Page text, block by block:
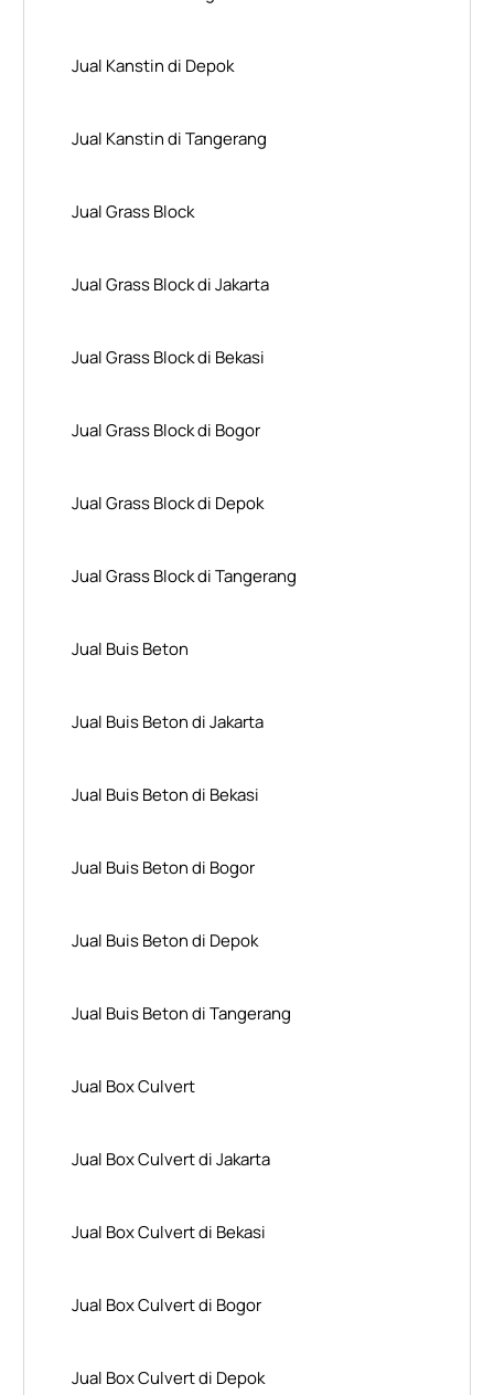
Jual Kanstin di Depok
Jual Kanstin di Tangerang
Jual Grass Block
Jual Grass Block di Jakarta
Jual Grass Block di Bekasi
Jual Grass Block di Bogor
Jual Grass Block di Depok
Jual Grass Block di Tangerang
Jual Buis Beton
Jual Buis Beton di Jakarta
Jual Buis Beton di Bekasi
Jual Buis Beton di Bogor
Jual Buis Beton di Depok
Jual Buis Beton di Tangerang
Jual Box Culvert
Jual Box Culvert di Jakarta
Jual Box Culvert di Bekasi
Jual Box Culvert di Bogor
Jual Box Culvert di Depok